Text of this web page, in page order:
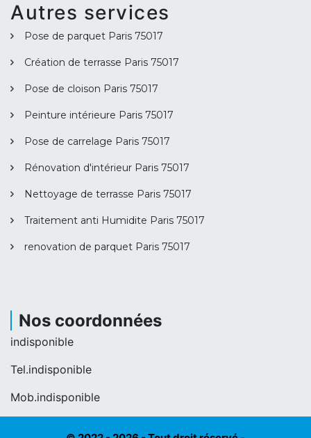
Autres services
Pose de parquet Paris 75017
Création de terrasse Paris 75017
Pose de cloison Paris 75017
Peinture intérieure Paris 75017
Pose de carrelage Paris 75017
Rénovation d'intérieur Paris 75017
Nettoyage de terrasse Paris 75017
Traitement anti Humidite Paris 75017
renovation de parquet Paris 75017
Nos coordonnées
indisponible
Tel.indisponible
Mob.indisponible